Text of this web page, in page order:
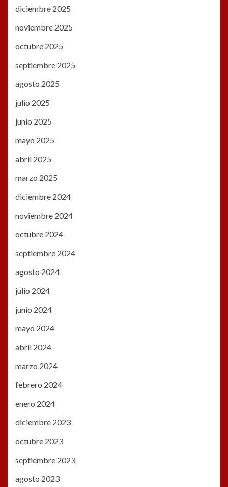
diciembre 2025
noviembre 2025
octubre 2025
septiembre 2025
agosto 2025
julio 2025
junio 2025
mayo 2025
abril 2025
marzo 2025
diciembre 2024
noviembre 2024
octubre 2024
septiembre 2024
agosto 2024
julio 2024
junio 2024
mayo 2024
abril 2024
marzo 2024
febrero 2024
enero 2024
diciembre 2023
octubre 2023
septiembre 2023
agosto 2023